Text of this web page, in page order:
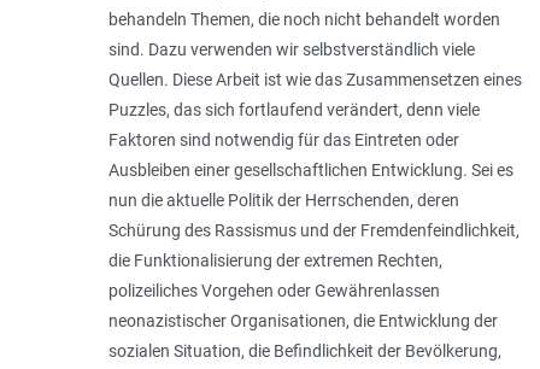
behandeln Themen, die noch nicht behandelt worden
sind. Dazu verwenden wir selbstverständlich viele
Quellen. Diese Arbeit ist wie das Zusammensetzen eines
Puzzles, das sich fortlaufend verändert, denn viele
Faktoren sind notwendig für das Eintreten oder
Ausbleiben einer gesellschaftlichen Entwicklung. Sei es
nun die aktuelle Politik der Herrschenden, deren
Schürung des Rassismus und der Fremdenfeindlichkeit,
die Funktionalisierung der extremen Rechten,
polizeiliches Vorgehen oder Gewährenlassen
neonazistischer Organisationen, die Entwicklung der
sozialen Situation, die Befindlichkeit der Bevölkerung,